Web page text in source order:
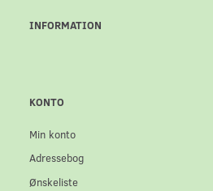
INFORMATION
KONTO
Min konto
Adressebog
Ønskeliste